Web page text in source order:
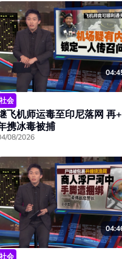
社会
飞机师运毒至印尼落网 再
携冰毒被捕
08/2026
社会